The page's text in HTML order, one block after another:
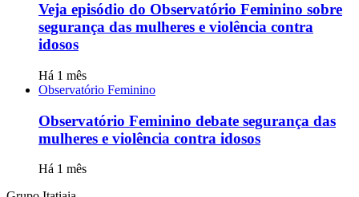
Veja episódio do Observatório Feminino sobre
segurança das mulheres e violência contra
idosos
Há 1 mês
Observatório Feminino
Observatório Feminino debate segurança das
mulheres e violência contra idosos
Há 1 mês